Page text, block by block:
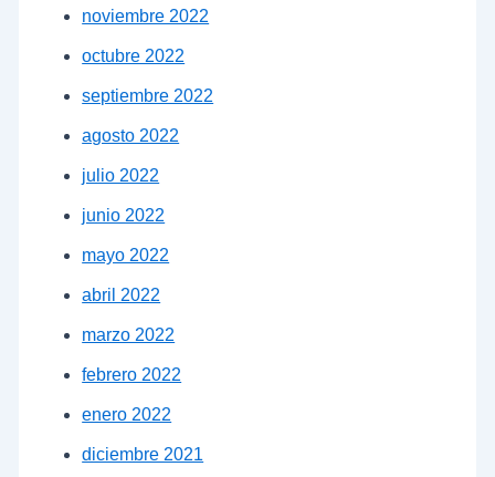
noviembre 2022
octubre 2022
septiembre 2022
agosto 2022
julio 2022
junio 2022
mayo 2022
abril 2022
marzo 2022
febrero 2022
enero 2022
diciembre 2021